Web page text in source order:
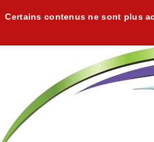
Certains contenus ne sont plus